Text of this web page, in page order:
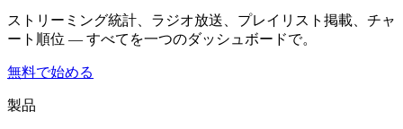
ストリーミング統計、ラジオ放送、プレイリスト掲載、チャ
ート順位 — すべてを一つのダッシュボードで。
無料で始める
製品